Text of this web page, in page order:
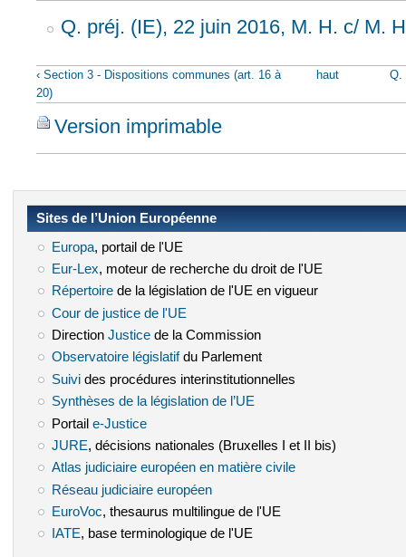
Q. préj. (IE), 22 juin 2016, M. H. c/ M.
‹ Section 3 - Dispositions communes (art. 16 à
20)
haut Q.
Version imprimable
Sites de l’Union Européenne
Europa(le lien est externe)
, portail de l'UE
Eur-Lex (le lien est externe)
, moteur de recherche du droit de l'UE
Répertoire(le lien est externe)
de la législation de l'UE en vigueur
Cour de justice de l'UE
Direction Justice(le lien est externe)
de la Commission
Observatoire législatif(le lien est externe)
du Parlement
Suivi(le lien est externe)
des procédures interinstitutionnelles
Synthèses de la législation de l’UE
Portail e-Justice(le lien est externe)
JURE (le lien est externe)
, décisions nationales (Bruxelles I et II bis)
Atlas judiciaire européen en matière civile(le lien est externe)
Réseau judiciaire européen(le lien est externe)
EuroVoc (le lien est externe)
, thesaurus multilingue de l'UE
IATE(le lien est externe)
, base terminologique de l'UE